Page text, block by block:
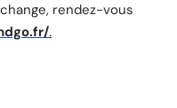
rendez-vous
.